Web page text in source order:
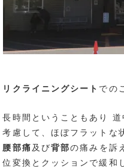
リクライニングシート での
長時間ということもあり
考慮して、ほぼフラットな
腰部痛及び背部の痛みを訴
位変換とクッションで緩和